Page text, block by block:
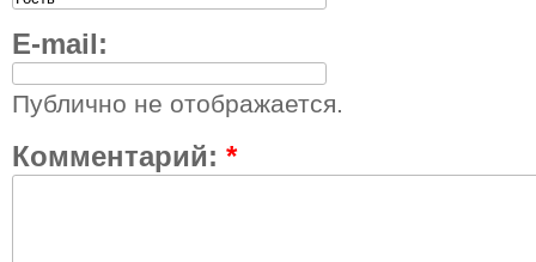
E-mail:
Публично не отображается.
Комментарий: *